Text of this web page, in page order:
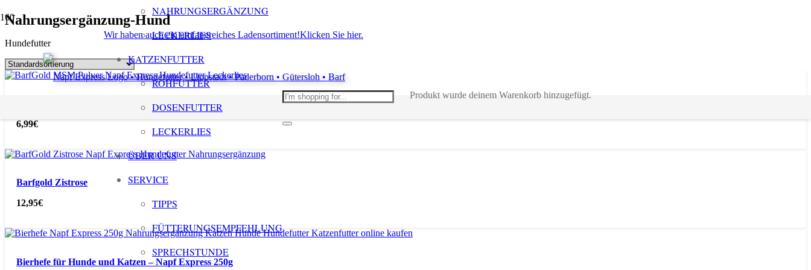
Wir haben auch ein umfangreiches Ladensortiment!Klicken Sie hier.
NAHRUNGSERGÄNZUNG
LECKERLIES
KATZENFUTTER
ROHFUTTER
DOSENFUTTER
LECKERLIES
ÜBER UNS
SERVICE
TIPPS
FÜTTERUNGSEMPFEHLUNG
SPRECHSTUNDE
Produktwurde deinem Warenkorb hinzugefügt.
Nahrungsergänzung-Hund
Hundefutter
6,99€
Barfgold Zistrose
12,95€
Bierhefe für Hunde und Katzen – Napf Express 250g